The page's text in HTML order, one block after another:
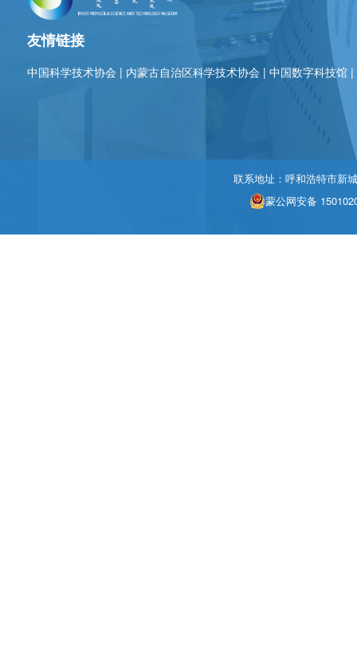
友情链接
中国科学技术协会 | 内蒙古自治区科学技术协会 |中国数字科技馆 |
联系地址：呼和浩特市
蒙公网安备